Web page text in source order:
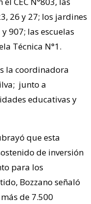
26 y 27; los jardines
907; las escuelas
Técnica N°1.
la coordinadora
junto a
educativas y
que esta
de inversión
para los
Bozzano señaló
de 7.500